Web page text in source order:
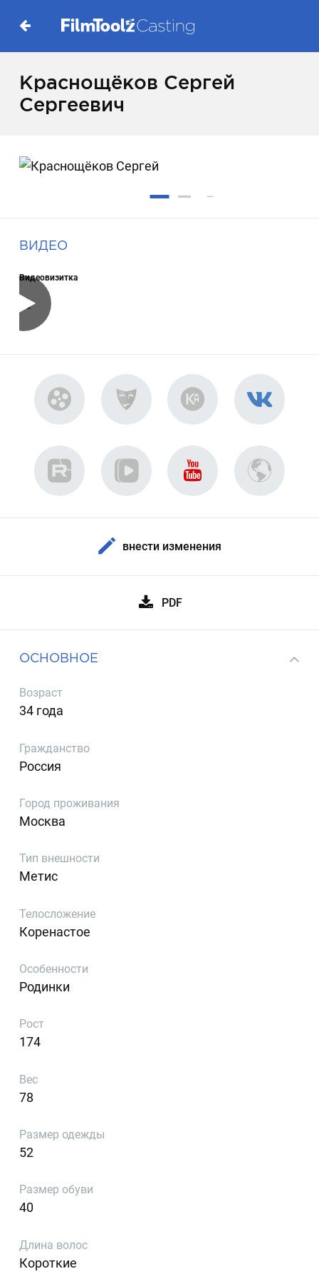
Краснощёков Сергей
Сергеевич
ВИДЕО
Видеовизитка
внести изменения
PDF
ОСНОВНОЕ
Возраст
34 года
Гражданство
Россия
Город проживания
Москва
Тип внешности
Метис
Телосложение
Коренастое
Особенности
Родинки
Рост
174
Вес
78
Размер одежды
52
Размер обуви
40
Длина волос
Короткие